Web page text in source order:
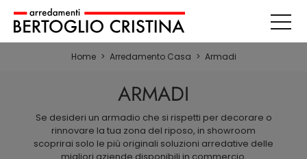
Home > Arredamento Casa > Armadi
ARMADI
Se desideri un armadio che si rispetti per decorare o
rinnovare la tua zona del riposo, in showroom
scoprirai solo le più originali soluzioni arredative delle